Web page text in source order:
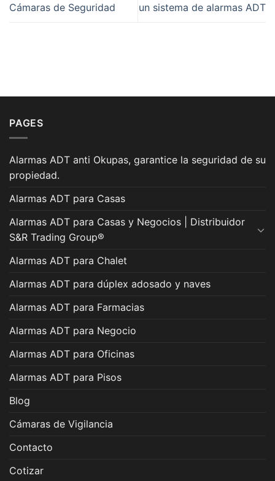
Cámaras de Seguridad
un sistema de alarmas ADT
PAGES
Alarmas ADT anti Okupas, garantice la seguridad de su
propiedad.
Alarmas ADT para Casas
Alarmas ADT para Casas y Negocios | Distribuidor
S&R Trading Group®
Alarmas ADT para Chalet
Alarmas ADT para dúplex adosado y naves
Alarmas ADT para Farmacias
Alarmas ADT para Negocio
Alarmas ADT para Oficinas
Alarmas ADT para Pisos
Blog
Cámaras de Vigilancia
Contacto
Cotizar